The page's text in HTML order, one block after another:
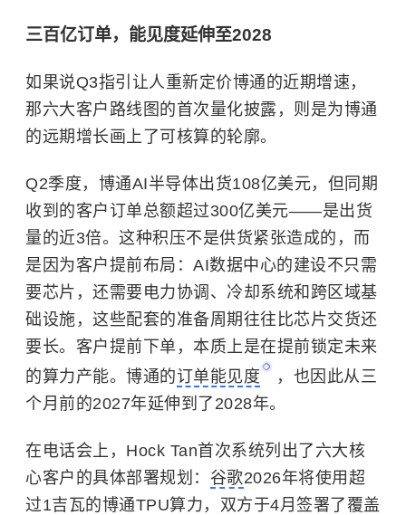
三百亿订单，能见度延伸至2028
如果说Q3指引让人重新定价博通的近期增速，
那六大客户路线图的首次量化披露，则是为博通
的远期增长画上了可核算的轮廓。
Q2季度，博通AI半导体出货108亿美元，但同期
收到的客户订单总额超过300亿美元——是出货
量的近3倍。这种积压不是供货紧张造成的，而
是因为客户提前布局：AI数据中心的建设不只需
要芯片，还需要电力协调、冷却系统和跨区域基
础设施，这些配套的准备周期往往比芯片交货还
要长。客户提前下单，本质上是在提前锁定未来
的算力产能。博通的订单能见度
，也因此从三
个月前的2027年延伸到了2028年。
在电话会上，Hock Tan首次系统列出了六大核
心客户的具体部署规划： 谷歌2026年将使用超
过1吉瓦的博通TPU算力，双方于4月签署了覆盖